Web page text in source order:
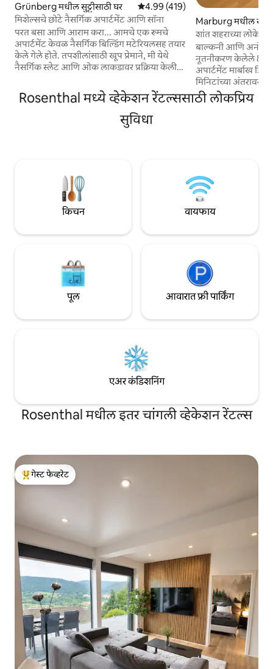
Grünberg मधील सुट्टीसाठी घर 5 पैकी 4.99 सरासरी रेटिंग, 419 रिव्ह्यूज
4.99 (419)
मिशेल्सचे छोटे नैसर्गिक अपार्टमेंट आणि सॉना
परत बसा आणि आराम करा... आमचे एक रूमचे
अपार्टमेंट केवळ नैसर्गिक बिल्डिंग मटेरियलसह तयार
केले गेले होते. तपशीलांसाठी खूप प्रेमाने, मी येथे
नैसर्गिक स्लेट आणि ओक लाकडावर प्रक्रिया केली
करण्यासाठी आमंत्रित करते. येथे, व्होगेल्सबर्गच्या
गेटवेवर ज्वालामुखीच्या माऊंटन बाईक ट्रेलचे
प्रवेशद्वार आहे "मुहलेंटल ". बाईक चार्जिंग स्टेशन
थेट अपार्टमेंटमध्ये आहे. त्यानंतर, सॉना? तुम्हाला
Marburg मधील
शांत शहराच्या
बाल्कनी आणि
नूतनीकरण केलेले 80
अपार्टमेंट मार्बाख
मिनिटांच्या अंतरावर आहे. हे जंगलाच्या
काठावर आहे आणि
टाऊनला भेट
Rosenthal मध्ये व्हेकेशन रेंटल्ससाठी लोकप्रिय
सुविधा
किचन वायफाय
पूल आवारात फ्री पार्किंग
एअर कंडिशनिंग
Rosenthal मधील इतर चांगली व्हेकेशन रेंटल्स
टॉप गेस्ट फेव्हरेट
गेस्ट फेव्हरेट